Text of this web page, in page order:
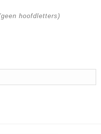
hoofdletters)